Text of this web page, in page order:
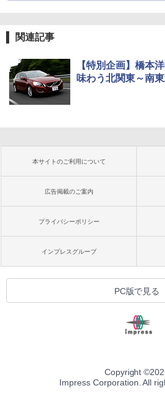
関連記事
【特別企画】橋本
味わう北関東～南
本サイトのご利用について
広告掲載のご案内
プライバシーポリシー
インプレスグループ
PC版で見る
Copyright ©
Impress Corporation. All